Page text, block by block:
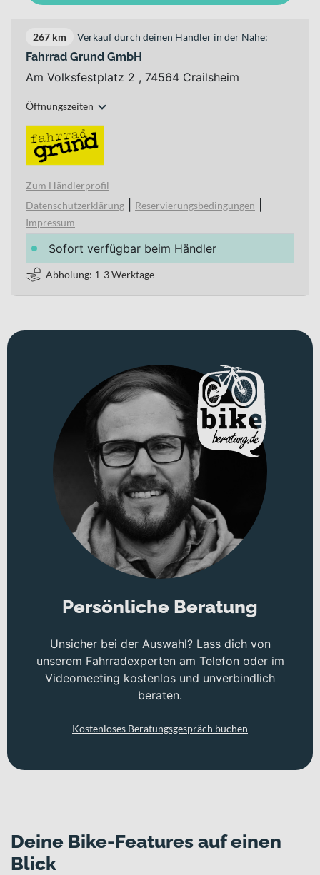
267 km Verkauf durch deinen Händler in der Nähe:
Fahrrad Grund GmbH
Am Volksfestplatz 2 , 74564 Crailsheim
Öffnungszeiten
Zum Händlerprofil
Datenschutzerklärung
Reservierungsbedingungen
Impressum
Sofort verfügbar beim Händler
Abholung: 1-3 Werktage
Persönliche Beratung
Unsicher bei der Auswahl? Lass dich von
unserem Fahrradexperten am Telefon oder im
Videomeeting kostenlos und unverbindlich
beraten.
Kostenloses Beratungsgespräch buchen
Deine Bike-Features auf einen
Blick